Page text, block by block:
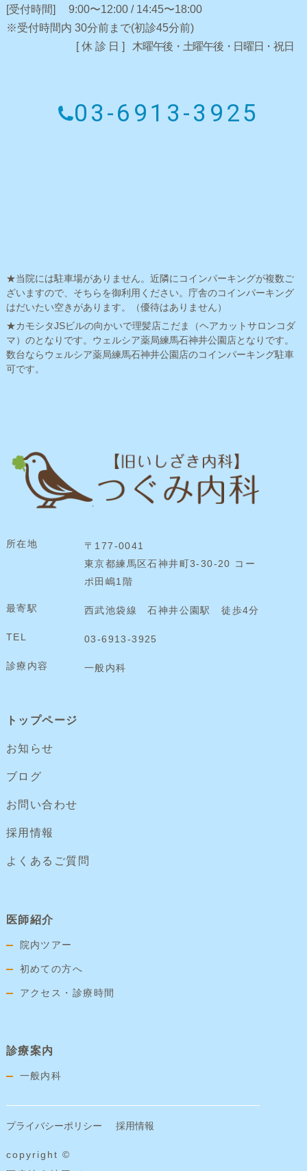
[受付時間]
9:00〜12:00 / 14:45〜18:00
※受付時間内 30分前まで(初診45分前)
[休診日]
木曜午後・土曜午後・日曜日・祝日
03-6913-3925
★当院には駐車場がありません。近隣にコインパーキングが複数ご
ざいますので、そちらを御利用ください。庁舎のコインパーキング
はだいたい空きがあります。（優待はありません）
★カモシタJSビルの向かいで理髪店こだま（ヘアカットサロンコダ
マ）のとなりです。ウェルシア薬局練馬石神井公園店となりです。
数台ならウェルシア薬局練馬石神井公園店のコインパーキング駐車
可です。
所在地
〒177-0041
東京都練馬区石神井町3-30-20 コー
ポ田嶋1階
最寄駅 西武池袋線 石神井公園駅 徒歩4分
TEL 03-6913-3925
診療内容 一般内科
トップページ
お知らせ
ブログ
お問い合わせ
採用情報
よくあるご質問
医師紹介
院内ツアー
初めての方へ
アクセス・診療時間
診療案内
一般内科
copyright ©
プライバシーポリシー 採用情報